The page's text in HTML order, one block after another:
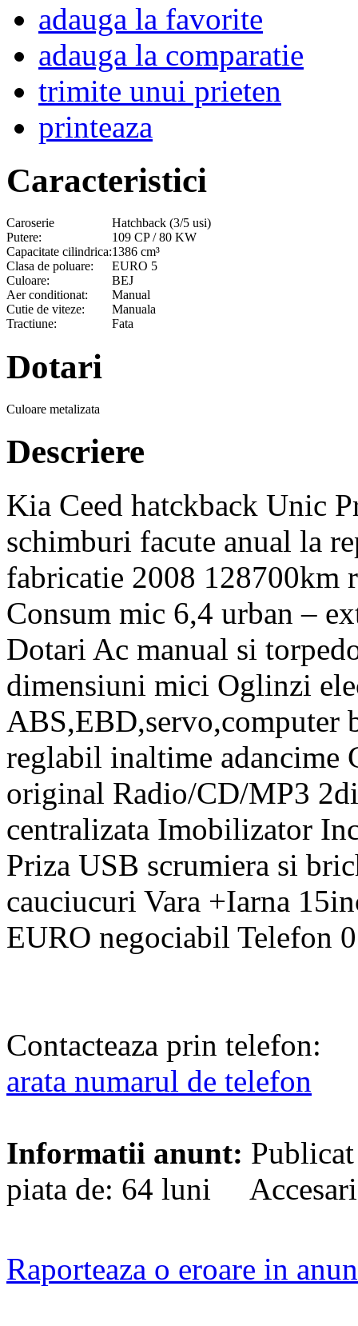
adauga la favorite
adauga la comparatie
trimite unui prieten
printeaza
Caracteristici
Caroserie
Hatchback (3/5 usi)
Putere:
109 CP / 80 KW
Capacitate cilindrica:1386 cm³
Clasa de poluare:
EURO 5
Culoare:
BEJ
Aer conditionat:
Manual
Cutie de viteze:
Manuala
Tractiune:
Fata
Dotari
Culoare metalizata
Descriere
Kia Ceed hatckback Unic
schimburi facute anual la
fabricatie 2008 128700km
Consum mic 6,4 urban –
Dotari Ac manual si
dimensiuni mici Oglinzi
ABS,EBD,servo,computer
reglabil inaltime adancime
original Radio/CD/MP3
centralizata Imobilizator
Priza USB scrumiera si
cauciucuri Vara +Iarna
EURO negociabil Telefon
Contacteaza prin telefon:
arata numarul de telefon
Informatii anunt:
piata de: 64 luni
Raporteaza o eroare in